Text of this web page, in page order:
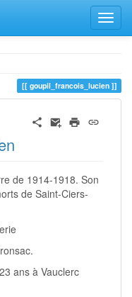
goupil_francois_lucien
de 1914-1918. Son
de Saint-Ciers-
ans à Vauclerc